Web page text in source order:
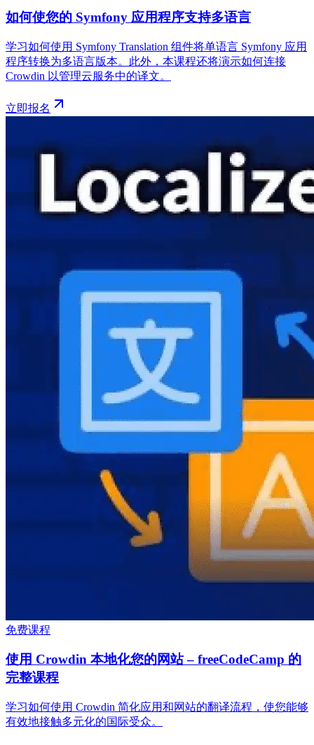
如何使您的 Symfony 应用程序支持多语言
学习如何使用 Symfony Translation 组件将单语言 Symfony 应用
程序转换为多语言版本。此外，本课程还将演示如何连接
Crowdin 以管理云服务中的译文。
立即报名
免费课程
使用 Crowdin 本地化您的网站 – freeCodeCamp 的
完整课程
学习如何使用 Crowdin 简化应用和网站的翻译流程，使您能够
有效地接触多元化的国际受众。